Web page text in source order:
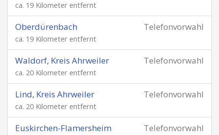
ca. 19 Kilometer entfernt
Telefonvorwahl
Oberdürenbach
ca. 19 Kilometer entfernt
Telefonvorwahl
Waldorf, Kreis Ahrweiler
ca. 20 Kilometer entfernt
Telefonvorwahl
Lind, Kreis Ahrweiler
ca. 20 Kilometer entfernt
Telefonvorwahl
Euskirchen-Flamersheim